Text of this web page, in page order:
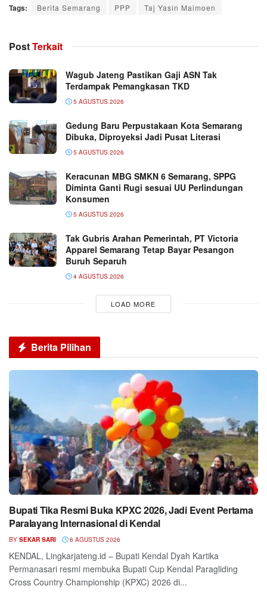
Tags: Berita Semarang PPP Taj Yasin Maimoen
PostTerkait
Wagub Jateng Pastikan Gaji ASN Tak
Terdampak Pemangkasan TKD
5 AGUSTUS 2026
Gedung Baru Perpustakaan Kota Semarang
Dibuka, Diproyeksi Jadi Pusat Literasi
5 AGUSTUS 2026
Keracunan MBG SMKN 6 Semarang, SPPG
Diminta Ganti Rugi sesuai UU Perlindungan
Konsumen
5 AGUSTUS 2026
Tak Gubris Arahan Pemerintah, PT Victoria
Apparel Semarang Tetap Bayar Pesangon
Buruh Separuh
4 AGUSTUS 2026
LOAD MORE
Berita Pilihan
Bupati Tika Resmi Buka KPXC 2026, Jadi Event Pertama
Paralayang Internasional di Kendal
BY SEKAR SARI 6 AGUSTUS 2026
KENDAL, Lingkarjateng.id – Bupati Kendal Dyah Kartika
Permanasari resmi membuka Bupati Cup Kendal Paragliding
Cross Country Championship (KPXC) 2026 di...